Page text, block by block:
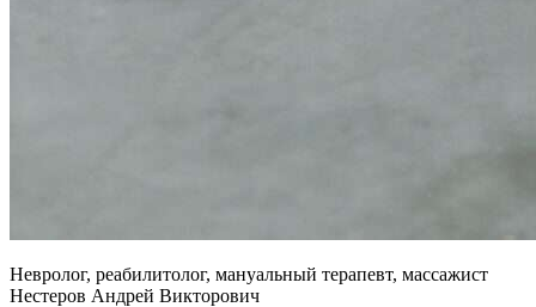
Невролог, реабилитолог, мануальный терапевт, массажист
Нестеров Андрей Викторович